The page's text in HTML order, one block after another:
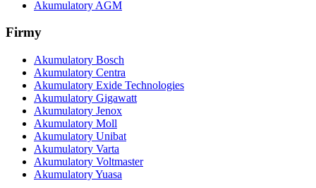
Akumulatory AGM
Firmy
Akumulatory Bosch
Akumulatory Centra
Akumulatory Exide Technologies
Akumulatory Gigawatt
Akumulatory Jenox
Akumulatory Moll
Akumulatory Unibat
Akumulatory Varta
Akumulatory Voltmaster
Akumulatory Yuasa